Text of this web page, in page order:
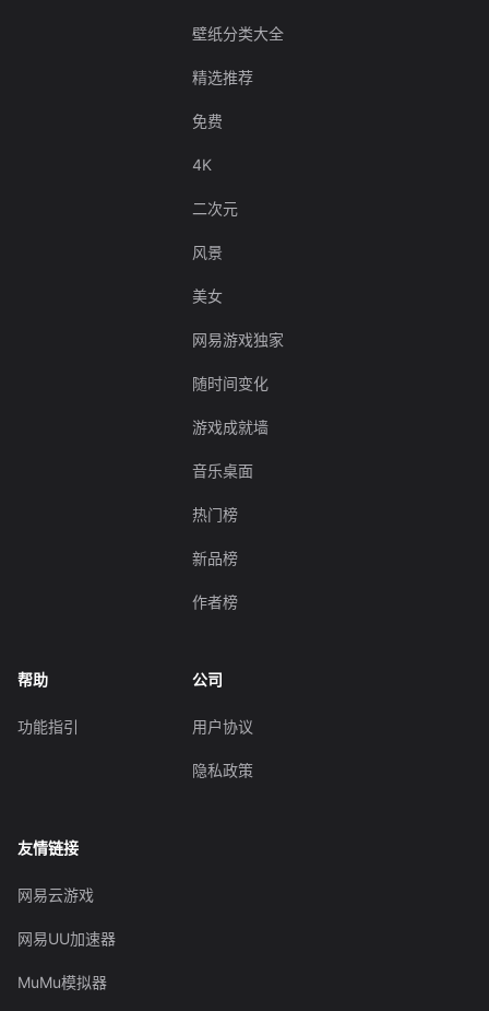
壁纸分类大全
精选推荐
免费
4K
二次元
风景
美女
网易游戏独家
随时间变化
游戏成就墙
音乐桌面
热门榜
新品榜
作者榜
帮助
功能指引
公司
用户协议
隐私政策
友情链接
网易云游戏
网易UU加速器
MuMu模拟器